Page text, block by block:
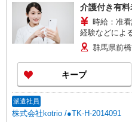
介護付き有
時給：准
経験などによ
群馬県前
キープ
派遣社員
株式会社kotrio /●TK-H-2014091